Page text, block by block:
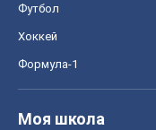
Футбол
Хоккей
Формула-1
Моя школа